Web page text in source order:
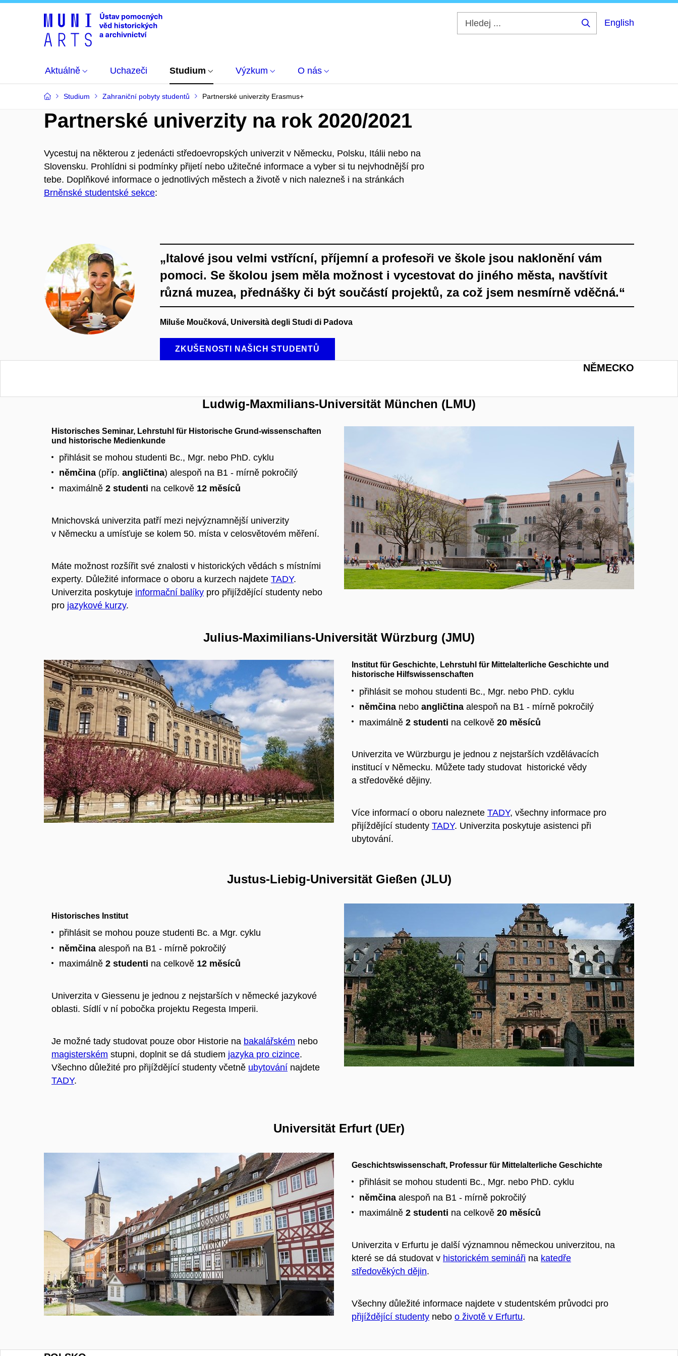
English
Aktuálně Uchazeči Studium Výzkum O nás
Studium Zahraniční pobyty studentů Partnerské univerzity Erasmus+
Partnerské univerzity na rok 2020/2021
Vycestuj na některou z jedenácti středoevropských univerzit v Německu, Polsku, Itálii nebo na
Slovensku. Prohlídni si podmínky přijetí nebo užitečné informace a vyber si tu nejvhodnější pro
tebe. Doplňkové informace o jednotlivých městech a životě v nich nalezneš i na stránkách
Brněnské studentské sekce:
„Italové jsou velmi vstřícní, příjemní a profesoři ve škole jsou naklonění vám
pomoci. Se školou jsem měla možnost i vycestovat do jiného města, navštívit
různá muzea, přednášky či být součástí projektů, za což jsem nesmírně vděčná.“
Miluše Moučková, Università degli Studi di Padova
ZKUŠENOSTI NAŠICH STUDENTŮ
NĚMECKO
Ludwig-Maxmilians-Universität München (LMU)
Historisches Seminar, Lehrstuhl für Historische Grund-wissenschaften
und historische Medienkunde
přihlásit se mohou studenti Bc., Mgr. nebo PhD. cyklu
němčina (příp. angličtina) alespoň na B1 - mírně pokročilý
maximálně 2 studenti na celkově 12 měsíců
Mnichovská univerzita patří mezi nejvýznamnější univerzity
v Německu a umísťuje se kolem 50. místa v celosvětovém měření.
Máte možnost rozšířit své znalosti v historických vědách s místními
experty. Důležité informace o oboru a kurzech najdete TADY.
Univerzita poskytuje informační balíky pro přijíždějící studenty nebo
pro jazykové kurzy.
Julius-Maximilians-Universität Würzburg (JMU)
Institut für Geschichte, Lehrstuhl für Mittelalterliche Geschichte und
historische Hilfswissenschaften
přihlásit se mohou studenti Bc., Mgr. nebo PhD. cyklu
němčina nebo angličtina alespoň na B1 - mírně pokročilý
maximálně 2 studenti na celkově 20 měsíců
Univerzita ve Würzburgu je jednou z nejstarších vzdělávacích
institucí v Německu. Můžete tady studovat historické vědy
a středověké dějiny.
Více informací o oboru naleznete TADY, všechny informace pro
přijíždějící studenty TADY. Univerzita poskytuje asistenci při
ubytování.
Justus-Liebig-Universität Gießen (JLU)
Historisches Institut
přihlásit se mohou pouze studenti Bc. a Mgr. cyklu
němčina alespoň na B1 - mírně pokročilý
maximálně 2 studenti na celkově 12 měsíců
Univerzita v Giessenu je jednou z nejstarších v německé jazykové
oblasti. Sídlí v ní pobočka projektu Regesta Imperii.
Je možné tady studovat pouze obor Historie na bakalářském nebo
magisterském stupni, doplnit se dá studiem jazyka pro cizince.
Všechno důležité pro přijíždějící studenty včetně ubytování najdete
TADY.
Universität Erfurt (UEr)
Geschichtswissenschaft, Professur für Mittelalterliche Geschichte
přihlásit se mohou studenti Bc., Mgr. nebo PhD. cyklu
němčina alespoň na B1 - mírně pokročilý
maximálně 2 studenti na celkově 20 měsíců
Univerzita v Erfurtu je další významnou německou univerzitou, na
které se dá studovat v historickém semináři na katedře
středověkých dějin.
Všechny důležité informace najdete v studentském průvodci pro
přijíždějící studenty nebo o životě v Erfurtu.